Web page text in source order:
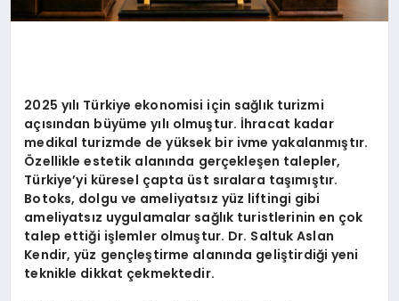
2025 yılı Türkiye ekonomisi için sağlık turizmi
açısından büyüme yılı olmuştur. İhracat kadar
medikal turizmde de yüksek bir ivme yakalanmıştır.
Özellikle estetik alanında gerçekleşen talepler,
Türkiye’yi küresel çapta üst sıralara taşımıştır.
Botoks, dolgu ve ameliyatsız yüz liftingi gibi
ameliyatsız uygulamalar sağlık turistlerinin en çok
talep ettiği işlemler olmuştur. Dr. Saltuk Aslan
Kendir, yüz gençleştirme alanında geliştirdiği yeni
teknikle dikkat çekmektedir.